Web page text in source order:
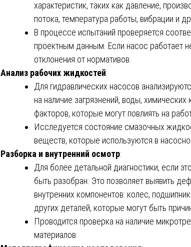
характеристик, таких как давление,
потока, температура работы, вибрации и
В процессе испытаний проверяется
проектным данным. Если насос работает
отклонения от нормативов.
Анализ рабочих жидкостей:
Для гидравлических насосов
на наличие загрязнений, воды, химических
факторов, которые могут повлиять на
Исследуется состояние смазочных
веществ, которые используются в
Разборка и внутренний осмотр:
Для более детальной диагностики, если
быть разобран. Это позволяет выявить
внутренних компонентов: колес,
других деталей, которые могут быть
Проводится проверка на наличие
материалов.